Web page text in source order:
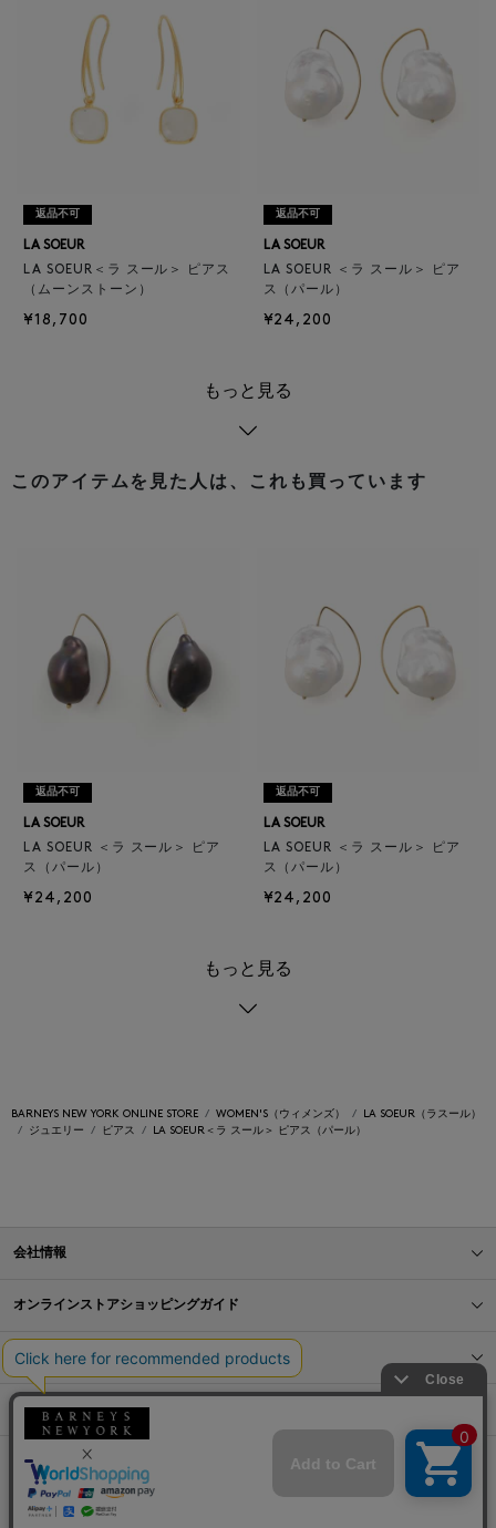
返品不可
LA SOEUR
LA SOEUR＜ラ スール＞ ピアス
（ムーンストーン）
¥18,700
返品不可
LA SOEUR
LA SOEUR ＜ラ スール＞ ピア
ス（パール）
¥24,200
もっと見る
このアイテムを見た人は、これも買っています
返品不可
LA SOEUR
LA SOEUR ＜ラ スール＞ ピア
ス（パール）
¥24,200
返品不可
LA SOEUR
LA SOEUR ＜ラ スール＞ ピア
ス（パール）
¥24,200
もっと見る
BARNEYS NEW YORK ONLINE STORE WOMEN'S（ウィメンズ）
LA SOEUR（ラスール）
ジュエリー
ピアス LA SOEUR＜ラ スール＞ ピアス（パール）
会社情報
オンラインストアショッピングガイド
店舗情報
サービス
BLOG